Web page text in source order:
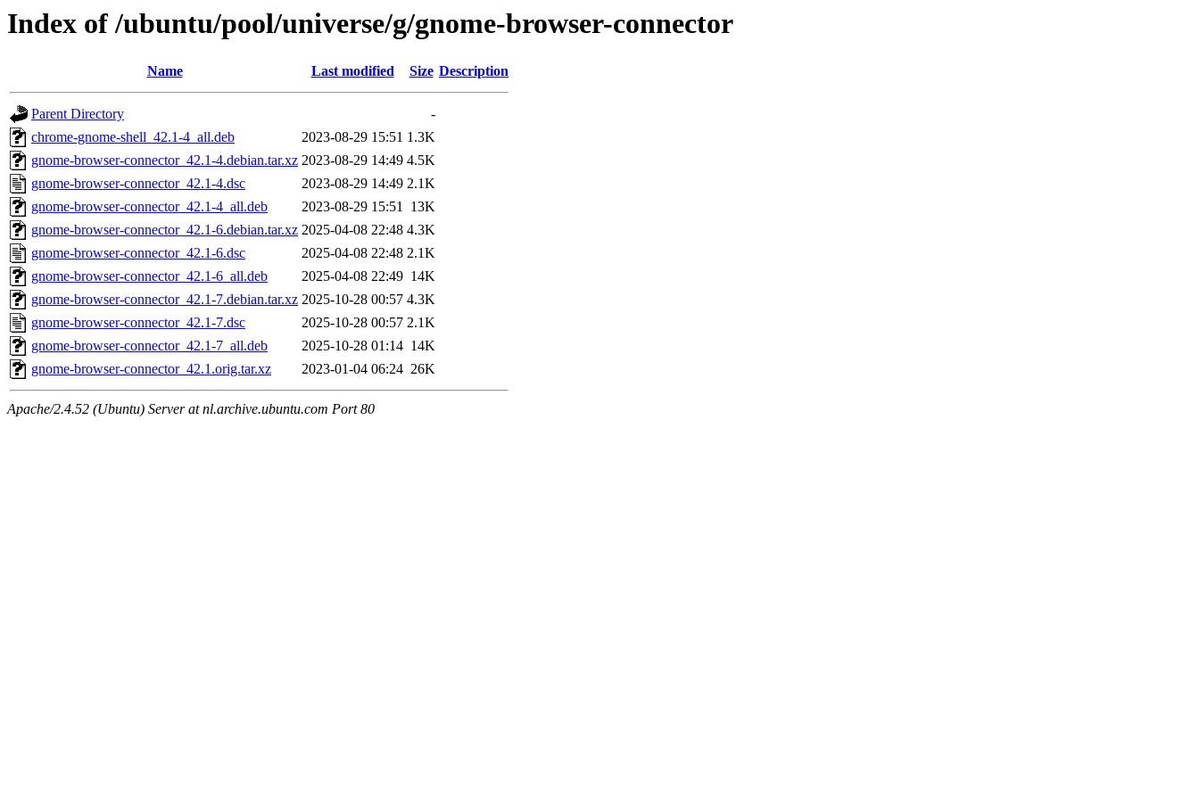
Index of /ubuntu/pool/universe/g/gnome-browser-connector
Name Last modified Size Description
Parent Directory
-
chrome-gnome-shell_42.1-4_all.deb
2023-08-29 15:51 1.3K
gnome-browser-connector_42.1-4.debian.tar.xz 2023-08-29 14:49 4.5K
gnome-browser-connector_42.1-4.dsc
2023-08-29 14:49 2.1K
gnome-browser-connector_42.1-4_all.deb
2023-08-29 15:51 13K
gnome-browser-connector_42.1-6.debian.tar.xz 2025-04-08 22:48 4.3K
gnome-browser-connector_42.1-6.dsc
2025-04-08 22:48 2.1K
gnome-browser-connector_42.1-6_all.deb
2025-04-08 22:49 14K
gnome-browser-connector_42.1-7.debian.tar.xz 2025-10-28 00:57 4.3K
gnome-browser-connector_42.1-7.dsc
2025-10-28 00:57 2.1K
gnome-browser-connector_42.1-7_all.deb
2025-10-28 01:14 14K
gnome-browser-connector_42.1.orig.tar.xz
2023-01-04 06:24 26K
Apache/2.4.52 (Ubuntu) Server at nl.archive.ubuntu.com Port 80